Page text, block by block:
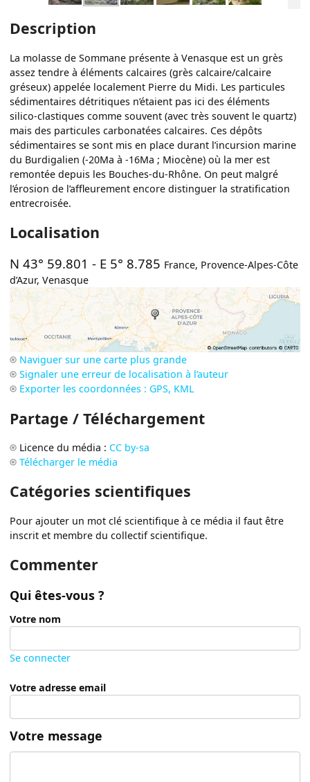
Description
La molasse de Sommane présente à Venasque est un grès
assez tendre à éléments calcaires (grès calcaire/calcaire
gréseux) appelée localement Pierre du Midi. Les particules
sédimentaires détritiques n’étaient pas ici des éléments
silico-clastiques comme souvent (avec très souvent le quartz)
mais des particules carbonatées calcaires. Ces dépôts
sédimentaires se sont mis en place durant l’incursion marine
du Burdigalien (-20Ma à -16Ma ; Miocène) où la mer est
remontée depuis les Bouches-du-Rhône. On peut malgré
l’érosion de l’affleurement encore distinguer la stratification
entrecroisée.
Localisation
N 43° 59.801 - E 5° 8.785 France, Provence-Alpes-Côte
d’Azur,Venasque
Naviguer sur une carte plus grande
Signaler une erreur de localisation à l’auteur
Exporter les coordonnées : GPS, KML
Partage / Téléchargement
Licence du média : CC by-sa
Télécharger le média
Catégories scientifiques
Pour ajouter un mot clé scientifique à ce média il faut être
inscrit et membre du collectif scientifique.
Commenter
Qui êtes-vous ?
Votre nom
Se connecter
Votre adresse email
Votre message